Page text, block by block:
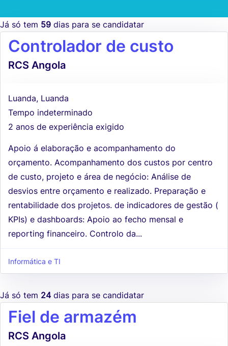
Já só tem 59 dias para se candidatar
Controlador de custo
RCS Angola
Luanda, Luanda
Tempo indeterminado
2 anos de experiência exigido
Apoio á elaboração e acompanhamento do
orçamento. Acompanhamento dos custos por centro
de custo, projeto e área de negócio: Análise de
desvios entre orçamento e realizado. Preparação e
rentabilidade dos projetos. de indicadores de gestão (
KPIs) e dashboards: Apoio ao fecho mensal e
reporting financeiro. Controlo da...
Informática e TI
Já só tem 24 dias para se candidatar
Fiel de armazém
RCS Angola